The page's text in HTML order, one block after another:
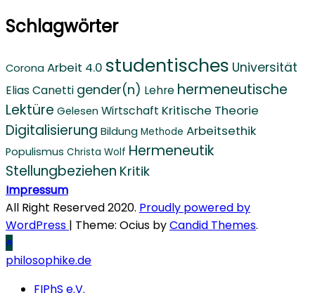
Schlagwörter
Corona Arbeit 4.0 studentisches Universität
Elias Canetti gender(n) Lehre hermeneutische
Lektüre Gelesen Wirtschaft Kritische Theorie
Digitalisierung Bildung Methode Arbeitsethik
Populismus Christa Wolf Hermeneutik
Stellungbeziehen Kritik
Impressum
All Right Reserved 2020. Proudly powered by
WordPress | Theme: Ocius byCandid Themes.
philosophike.de
FIPhS e.V.